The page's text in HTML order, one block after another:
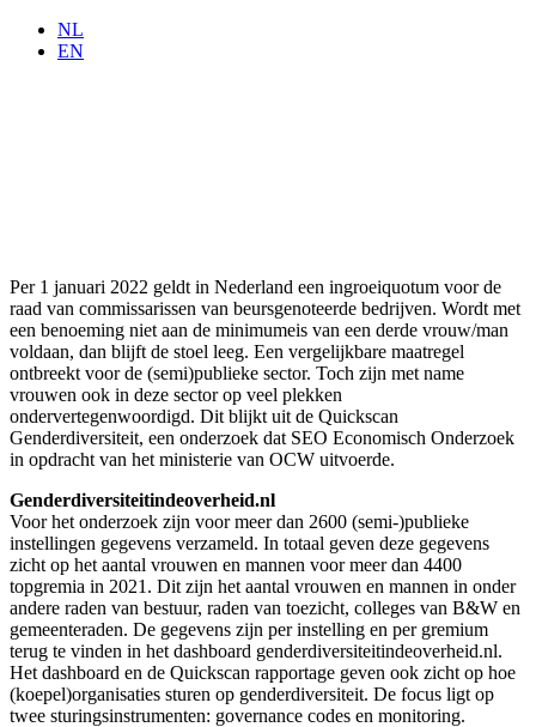
NL
EN
Per 1 januari 2022 geldt in Nederland een ingroeiquotum voor de
raad van commissarissen van beursgenoteerde bedrijven. Wordt met
een benoeming niet aan de minimumeis van een derde vrouw/man
voldaan, dan blijft de stoel leeg. Een vergelijkbare maatregel
ontbreekt voor de (semi)publieke sector. Toch zijn met name
vrouwen ook in deze sector op veel plekken
ondervertegenwoordigd. Dit blijkt uit de Quickscan
Genderdiversiteit, een onderzoek dat SEO Economisch Onderzoek
in opdracht van het ministerie van OCW uitvoerde.
Genderdiversiteitindeoverheid.nl
Voor het onderzoek zijn voor meer dan 2600 (semi-)publieke
instellingen gegevens verzameld. In totaal geven deze gegevens
zicht op het aantal vrouwen en mannen voor meer dan 4400
topgremia in 2021. Dit zijn het aantal vrouwen en mannen in onder
andere raden van bestuur, raden van toezicht, colleges van B&W en
gemeenteraden. De gegevens zijn per instelling en per gremium
terug te vinden in het dashboard genderdiversiteitindeoverheid.nl.
Het dashboard en de Quickscan rapportage geven ook zicht op hoe
(koepel)organisaties sturen op genderdiversiteit. De focus ligt op
twee sturingsinstrumenten: governance codes en monitoring.